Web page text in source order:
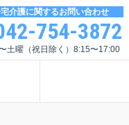
介護に関するお問い合わせ
754-3872
土曜（祝日除く）8:15〜17:00